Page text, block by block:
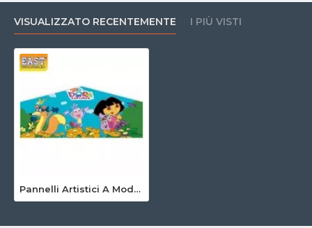
VISUALIZZATO RECENTEMENTE I PIÙ VISTI
Pannelli Artistici A Modulo Medio